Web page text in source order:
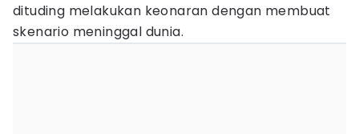
dituding melakukan keonaran dengan membuat
skenario meninggal dunia.